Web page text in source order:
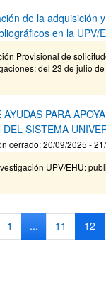
de la adquisición
en la UPV/
Provisional de
del 23 de julio
PARA
SISTEMA
cerrado: 20/09/2025 -
UPV/EHU:
Página
1 ...PáginasPágina
11 12